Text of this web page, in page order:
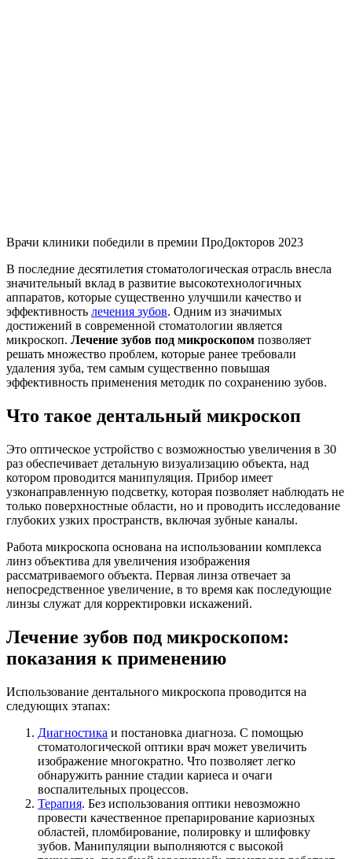
Врачи клиники победили в премии ПроДокторов 2023
В последние десятилетия стоматологическая отрасль внесла
значительный вклад в развитие высокотехнологичных
аппаратов, которые существенно улучшили качество и
эффективность лечения зубов. Одним из значимых
достижений в современной стоматологии является
микроскоп. Лечение зубов под микроскопом позволяет
решать множество проблем, которые ранее требовали
удаления зуба, тем самым существенно повышая
эффективность применения методик по сохранению зубов.
Что такое дентальный микроскоп
Это оптическое устройство с возможностью увеличения в 30
раз обеспечивает детальную визуализацию объекта, над
котором проводится манипуляция. Прибор имеет
узконаправленную подсветку, которая позволяет наблюдать не
только поверхностные области, но и проводить исследование
глубоких узких пространств, включая зубные каналы.
Работа микроскопа основана на использовании комплекса
линз объектива для увеличения изображения
рассматриваемого объекта. Первая линза отвечает за
непосредственное увеличение, в то время как последующие
линзы служат для корректировки искажений.
Лечение зубов под микроскопом:
показания к применению
Использование дентального микроскопа проводится на
следующих этапах:
Диагностика и постановка диагноза. С помощью
стоматологической оптики врач может увеличить
изображение многократно. Что позволяет легко
обнаружить ранние стадии кариеса и очаги
воспалительных процессов.
Терапия. Без использования оптики невозможно
провести качественное препарирование кариозных
областей, пломбирование, полировку и шлифовку
зубов. Манипуляции выполняются с высокой